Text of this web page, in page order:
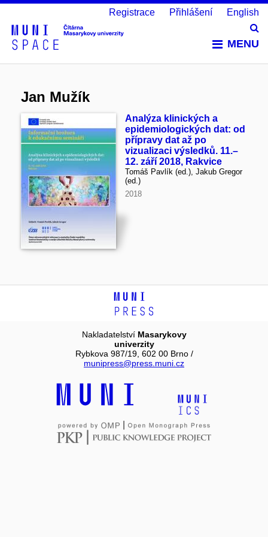
MENU
Registrace Přihlášení English
Jan Mužík
Analýza klinických a
epidemiologických dat: od
přípravy dat až po
vizualizaci výsledků. 11.–
12. září 2018, Rakvice
Tomáš Pavlík (ed.), Jakub Gregor
(ed.)
2018
Nakladatelství Masarykovy
univerzity
Rybkova 987/19, 602 00 Brno /
munipress@press.muni.cz